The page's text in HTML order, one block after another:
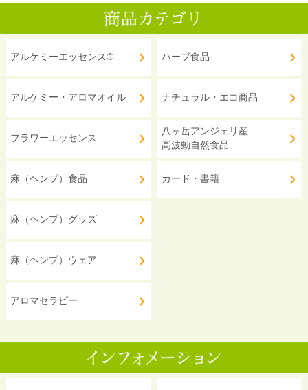
アルケミーエッセンス®
アルケミー・アロマオイル
フラワーエッセンス
麻（ヘンプ）食品
麻（ヘンプ）グッズ
麻（ヘンプ）ウェア
アロマセラピー
ハーブ食品
ナチュラル・エコ商品
八ヶ岳アンジェリ産
高波動自然食品
カード・書籍